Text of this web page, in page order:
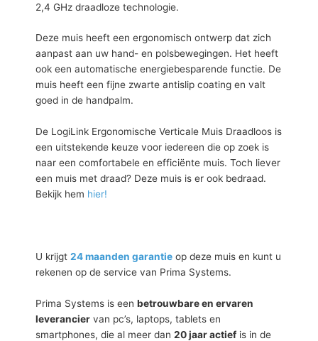
2,4 GHz draadloze technologie.
Deze muis heeft een ergonomisch ontwerp dat zich
aanpast aan uw hand- en polsbewegingen. Het heeft
ook een automatische energiebesparende functie. De
muis heeft een fijne zwarte antislip coating en valt
goed in de handpalm.
De LogiLink Ergonomische Verticale Muis Draadloos is
een uitstekende keuze voor iedereen die op zoek is
naar een comfortabele en efficiënte muis. Toch liever
een muis met draad? Deze muis is er ook bedraad.
Bekijk hem hier!
U krijgt 24 maanden garantie op deze muis en kunt u
rekenen op de service van Prima Systems.
Prima Systems is een betrouwbare en ervaren
leverancier van pc’s, laptops, tablets en
smartphones, die al meer dan 20 jaar actief is in de